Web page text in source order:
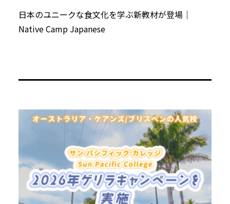
日本のユニークな食文化を学ぶ新教材が登場｜
Native Camp Japanese